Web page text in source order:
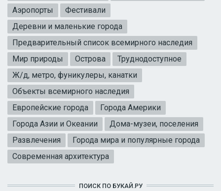
Аэропорты
Фестивали
Деревни и маленькие города
Предварительный список всемирного наследия
Мир природы
Острова
Труднодоступное
Ж/д, метро, фуникулеры, канатки
Объекты всемирного наследия
Европейские города
Города Америки
Города Азии и Океании
Дома-музеи, поселения
Развлечения
Города мира и популярные города
Современная архитектура
ПОИСК ПО БУКАЙ.РУ